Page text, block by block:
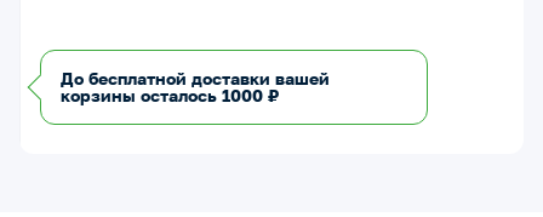
До бесплатной доставки вашей
корзины осталось 1000 ₽